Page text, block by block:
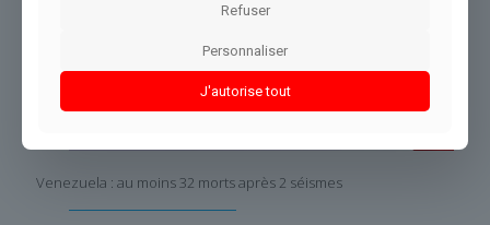
Venezuela : au moins 32 morts après 2 séismes
Refuser
Personnaliser
J'autorise tout